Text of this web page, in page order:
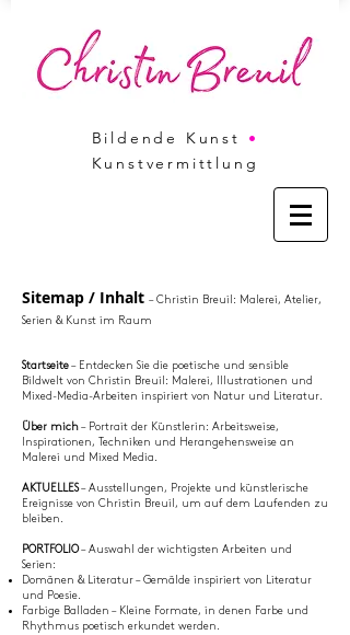
Bildende Kunst •
Kunstvermittlung
Sitemap / Inhalt – Christin Breuil: Malerei, Atelier,
Serien & Kunst im Raum
Startseite – Entdecken Sie die poetische und sensible
Bildwelt von Christin Breuil: Malerei, Illustrationen und
Mixed-Media-Arbeiten inspiriert von Natur und Literatur.
Über mich – Portrait der Künstlerin: Arbeitsweise,
Inspirationen, Techniken und Herangehensweise an
Malerei und Mixed Media.
AKTUELLES– Ausstellungen, Projekte und künstlerische
Ereignisse von Christin Breuil, um auf dem Laufenden zu
bleiben.
PORTFOLIO– Auswahl der wichtigsten Arbeiten und
Serien:
Domänen & Literatur – Gemälde inspiriert von Literatur
und Poesie.
Farbige Balladen – Kleine Formate, in denen Farbe und
Rhythmus poetisch erkundet werden.